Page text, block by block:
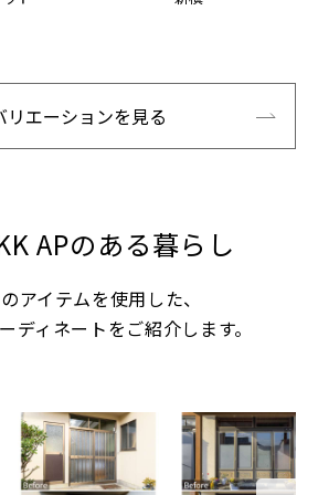
リエーションを見る
APのある暮らし
アイテムを使用した、
ディネートをご紹介します。